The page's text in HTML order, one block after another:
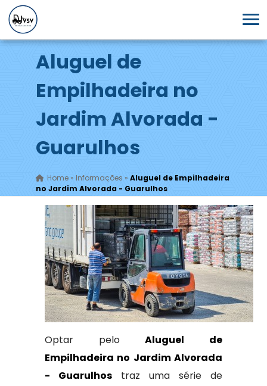
Aluguel de
Empilhadeira no
Jardim Alvorada -
Guarulhos
Home» Informações » Aluguel de Empilhadeira
no Jardim Alvorada - Guarulhos
Optar peloAluguel de
Empilhadeira no Jardim Alvorada
- Guarulhostraz uma série de